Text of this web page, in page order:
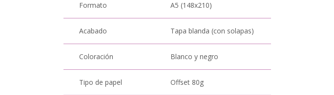
Formato A5 (148x210)
Acabado Tapa blanda (con solapas)
Coloración Blanco y negro
Tipo de papel Offset 80g